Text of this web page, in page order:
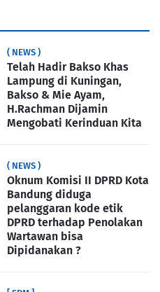
( NEWS )
Telah Hadir Bakso Khas
Lampung di Kuningan,
Bakso & Mie Ayam,
H.Rachman Dijamin
Mengobati Kerinduan Kita
( NEWS )
Oknum Komisi II DPRD Kota
Bandung diduga
pelanggaran kode etik
DPRD terhadap Penolakan
Wartawan bisa
Dipidanakan ?